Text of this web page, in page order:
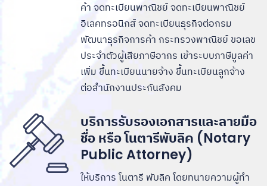
ค้า จดทะเบียนพาณิชย์ จดทะเบียนพาณิชย์
อิเลคทรอนิกส์ จดทะเบียนธุรกิจต่อกรม
พัฒนาธุรกิจการค้า กระทรวงพาณิชย์ ขอเลข
ประจำตัวผู้เสียภาษีอากร เข้าระบบภาษีมูลค่า
เพิ่ม ขึ้นทะเบียนนายจ้าง ขึ้นทะเบียนลูกจ้าง
ต่อสำนักงานประกันสังคม
บริการรับรองเอกสารและลายมือ
ชื่อ หรือ โนตารีพับลิค (Notary
Public Attorney)
ให้บริการ โนตารี พับลิค โดยทนายความผู้ทำ